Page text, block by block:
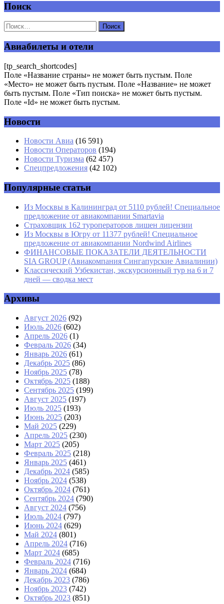
Добавить комментарий
Ваш адрес email не будет опубликован.
Имя *
Email*
Поиск
Авиабилеты и отели
[tp_search_shortcodes]
Поле «Название страны» не может быть пустым. Поле
«Место» не может быть пустым. Поле «Название» не может
быть пустым. Поле «Тип поиска» не может быть пустым.
Поле «Id» не может быть пустым.
Новости
Новости Авиа (16 591)
Новости Операторов (194)
Новости Туризма (62 457)
Спецпредложения (42 102)
Популярные статьи
Из Москвы в Калининград от 5110 рублей! Специальное
предложение от авиакомпании Smartavia
Страховщик 162 туроператоров лишен лицензии
Из Москвы в Югру от 11377 рублей! Специальное
предложение от авиакомпании Nordwind Airlines
ФИНАНСОВЫЕ ПОКАЗАТЕЛИ ДЕЯТЕЛЬНОСТИ
SIA GROUP (Авиакомпания Сингапурские Авиалинии)
Классический Узбекистан, экскурсионный тур на 6 и 7
дней — сводка мест
Архивы
Август 2026 (92)
Июль 2026 (602)
Апрель 2026 (1)
Февраль 2026 (34)
Январь 2026 (61)
Декабрь 2025 (86)
Ноябрь 2025 (78)
Октябрь 2025 (188)
Сентябрь 2025 (199)
Август 2025 (197)
Июль 2025 (193)
Июнь 2025 (203)
Май 2025 (229)
Апрель 2025 (230)
Март 2025 (205)
Февраль 2025 (218)
Январь 2025 (461)
Декабрь 2024 (585)
Ноябрь 2024 (538)
Октябрь 2024 (761)
Сентябрь 2024 (790)
Август 2024 (756)
Июль 2024 (797)
Июнь 2024 (629)
Май 2024 (801)
Апрель 2024 (716)
Март 2024 (685)
Февраль 2024 (716)
Январь 2024 (684)
Декабрь 2023 (786)
Ноябрь 2023 (742)
Октябрь 2023 (851)